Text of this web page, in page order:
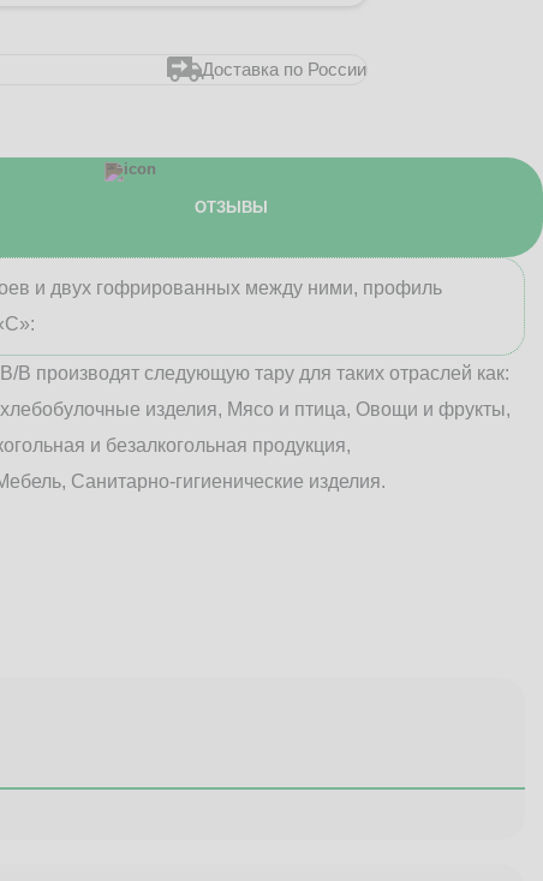
Доставка по России
ОТЗЫВЫ
и двух гофрированных между ними, профиль
B производят следующую тару для таких отраслей как:
изделия, Мясо и птица, Овощи и фрукты,
и безалкогольная продукция,
Санитарно-гигиенические изделия.